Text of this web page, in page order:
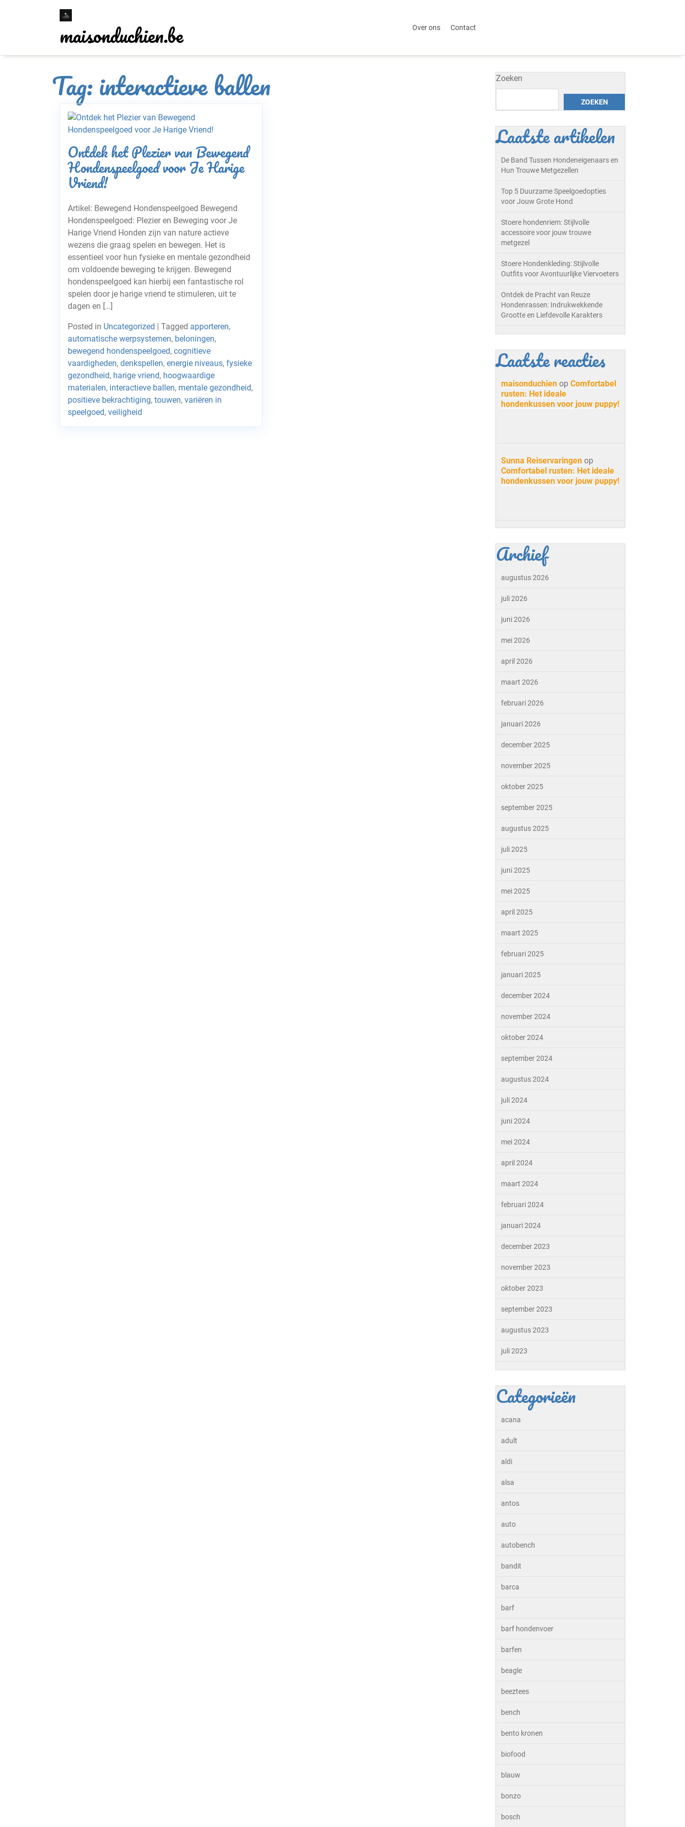
maisonduchien.be Over ons Contact
Tag:interactieve ballen
Ontdek het Plezier van Bewegend
Hondenspeelgoed voor Je Harige
Vriend!
Artikel: Bewegend Hondenspeelgoed Bewegend
Hondenspeelgoed: Plezier en Beweging voor Je
Harige Vriend Honden zijn van nature actieve
wezens die graag spelen en bewegen. Het is
essentieel voor hun fysieke en mentale gezondheid
om voldoende beweging te krijgen. Bewegend
hondenspeelgoed kan hierbij een fantastische rol
spelen door je harige vriend te stimuleren, uit te
dagen en […]
Posted in Uncategorized | Tagged apporteren,
automatische werpsystemen, beloningen,
bewegend hondenspeelgoed, cognitieve
vaardigheden, denkspellen, energie niveaus, fysieke
gezondheid, harige vriend, hoogwaardige
materialen, interactieve ballen, mentale gezondheid,
positieve bekrachtiging, touwen, variëren in
speelgoed, veiligheid
Zoeken
ZOEKEN
Laatste artikelen
De Band Tussen Hondeneigenaars en
Hun Trouwe Metgezellen
Top 5 Duurzame Speelgoedopties
voor Jouw Grote Hond
Stoere hondenriem: Stijlvolle
accessoire voor jouw trouwe
metgezel
Stoere Hondenkleding: Stijlvolle
Outfits voor Avontuurlijke Viervoeters
Ontdek de Pracht van Reuze
Hondenrassen: Indrukwekkende
Grootte en Liefdevolle Karakters
Laatste reacties
maisonduchien op Comfortabel
rusten: Het ideale
hondenkussen voor jouw puppy!
Sunna Reiservaringen op
Comfortabel rusten: Het ideale
hondenkussen voor jouw puppy!
Archief
augustus 2026
juli 2026
juni 2026
mei 2026
april 2026
maart 2026
februari 2026
januari 2026
december 2025
november 2025
oktober 2025
september 2025
augustus 2025
juli 2025
juni 2025
mei 2025
april 2025
maart 2025
februari 2025
januari 2025
december 2024
november 2024
oktober 2024
september 2024
augustus 2024
juli 2024
juni 2024
mei 2024
april 2024
maart 2024
februari 2024
januari 2024
december 2023
november 2023
oktober 2023
september 2023
augustus 2023
juli 2023
Categorieën
acana
adult
aldi
alsa
antos
auto
autobench
bandit
barca
barf
barf hondenvoer
barfen
beagle
beeztees
bench
bento kronen
biofood
blauw
bonzo
bosch